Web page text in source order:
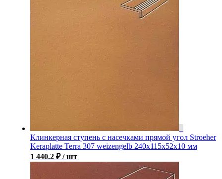
Клинкерная ступень с насечками прямой угол Stroeher
Keraplatte Terra 307 weizengelb 240х115х52х10 мм
1 440.2 ₽ / шт